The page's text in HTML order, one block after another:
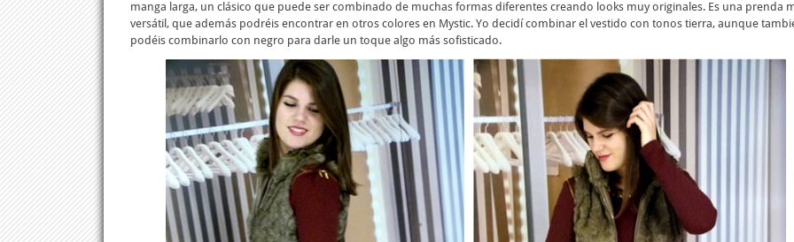
manga larga, un clásico que puede ser combinado de muchas formas diferentes creando looks muy originales. Es una prenda
versátil, que además podréis encontrar en otros colores en Mystic. Yo decidí combinar el vestido con tonos tierra, aunque
podéis combinarlo con negro para darle un toque algo más sofisticado.